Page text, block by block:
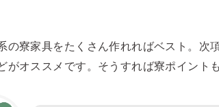
の寮家具をたくさん作れればベスト。次
がオススメです。そうすれば寮ポイント